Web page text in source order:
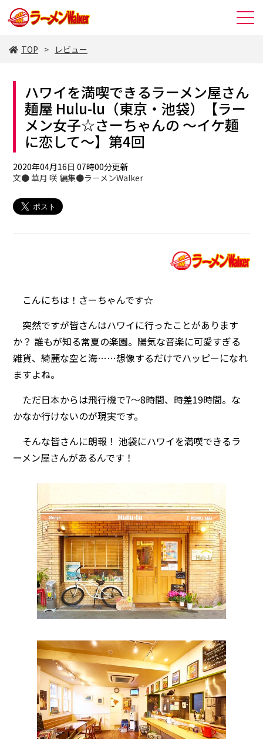
TOP レビュー
ハワイを満喫できるラーメン屋さん
麺屋 Hulu-lu（東京・池袋）【ラー
メン女子☆さーちゃんの ～イケ麺
に恋して～】第4回
2020年04月16日 07時00分更新
文● 華月 咲 編集●ラーメンWalker
こんにちは！さーちゃんです☆
突然ですが皆さんはハワイに行ったことがあります
か？ 誰もが知る常夏の楽園。陽気な音楽に可愛すぎる
雑貨、綺麗な空と海……想像するだけでハッピーになれ
ますよね。
ただ日本からは飛行機で7～8時間、時差19時間。な
かなか行けないのが現実です。
そんな皆さんに朗報！ 池袋にハワイを満喫できるラ
ーメン屋さんがあるんです！